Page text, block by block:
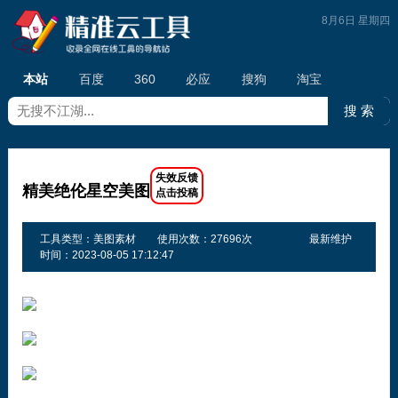
本站 百度 360 必应 搜狗 淘宝
8月6日 星期四
精美绝伦星空美图
工具类型：美图素材 使用次数：27696次
最新维护
时间：2023-08-05 17:12:47